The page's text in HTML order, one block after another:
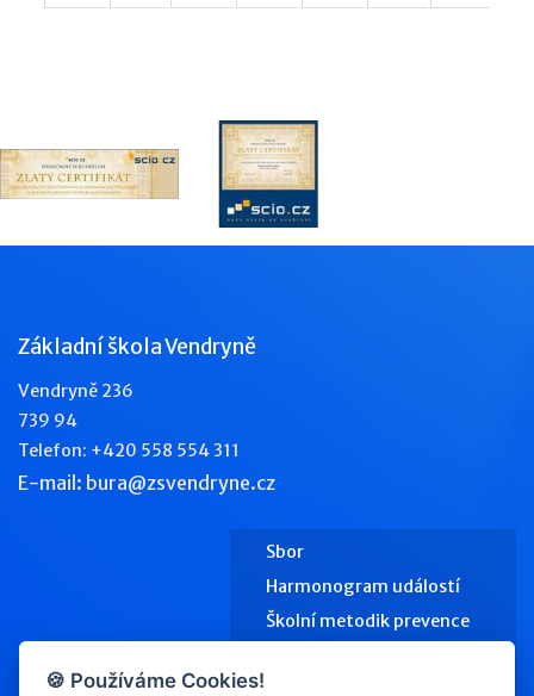
Základní škola Vendryně
Vendryně 236
739 94
Telefon: +420 558 554 311
E-mail: bura@zsvendryne.cz
Sbor
Harmonogram událostí
Školní metodik prevence
🍪 Používáme Cookies!